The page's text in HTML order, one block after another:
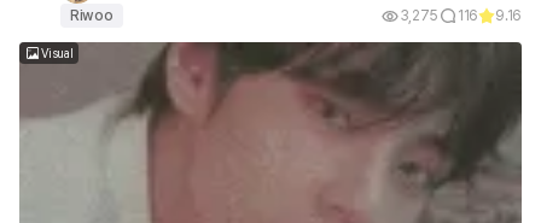
Riwoo
3,275 116 9.16
Visual